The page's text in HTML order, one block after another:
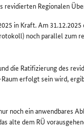
revidierten Regionalen
in Kraft. Am
noch parallel zum
die Ratifizierung des
erfolgt sein wird,
noch ein anwendbares
alte dem RÜ